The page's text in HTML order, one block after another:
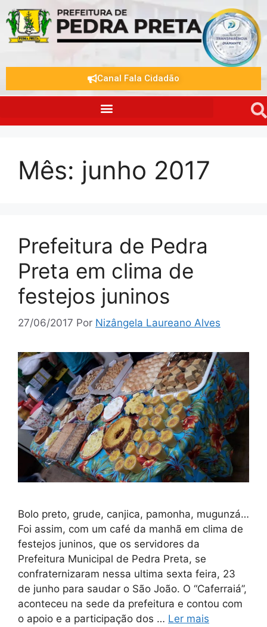
Canal Fala Cidadão
Mês: junho 2017
Prefeitura de Pedra
Preta em clima de
festejos juninos
27/06/2017 Por Nizângela Laureano Alves
Bolo preto, grude, canjica, pamonha, mugunzá…
Foi assim, com um café da manhã em clima de
festejos juninos, que os servidores da
Prefeitura Municipal de Pedra Preta, se
confraternizaram nessa ultima sexta feira, 23
de junho para saudar o São João. O “Caferraiá”,
aconteceu na sede da prefeitura e contou com
o apoio e a participação dos … Ler mais